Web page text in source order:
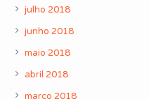
julho 2018
junho 2018
maio 2018
abril 2018
março 2018